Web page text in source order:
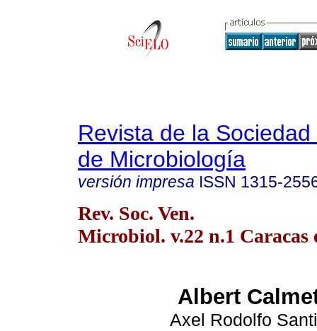
Revista de la
de Microbiología
versión impresa ISSN 1315-
Rev. Soc. Ven.
Microbiol. v.22 n.1 Caracas
Albert
Axel Rodolfo